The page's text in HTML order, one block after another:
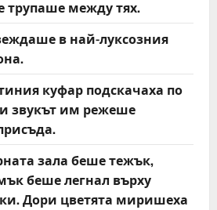
трупаше между тях.
в най-луксозния
куфар подскачаха по
звукът им режеше
зала беше тежък,
беше легнал върху
Дори цветята миришеха